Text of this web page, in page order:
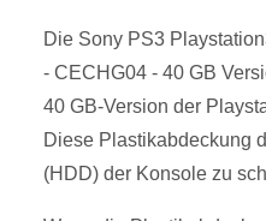
Die Sony PS3
- CECHG04 - 40 GB
40 GB-Version der
Diese Plastikabdeckung
(HDD) der Konsole zu